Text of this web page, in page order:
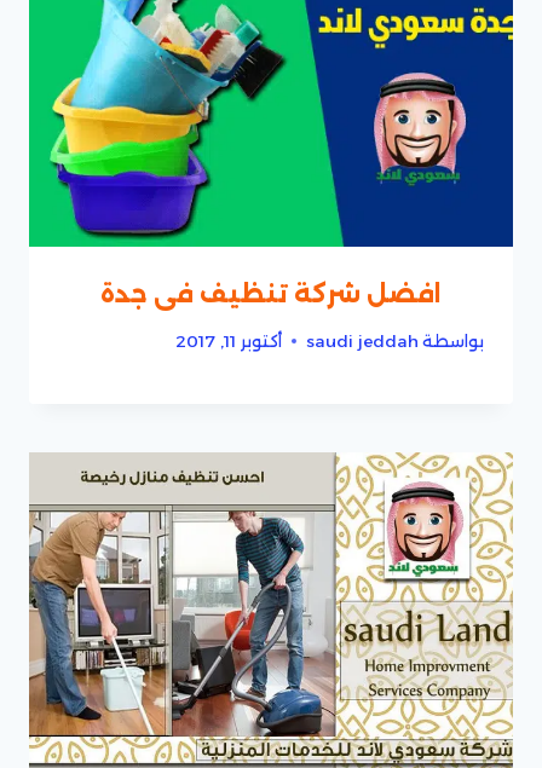
افضل شركة تنظيف فى جدة
بواسطة saudi jeddah أكتوبر 11, 2017